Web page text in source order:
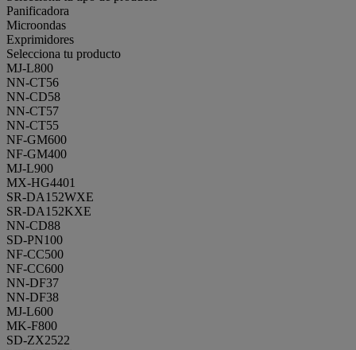
Panificadora
Microondas
Exprimidores
Selecciona tu producto
MJ-L800
NN-CT56
NN-CD58
NN-CT57
NN-CT55
NF-GM600
NF-GM400
MJ-L900
MX-HG4401
SR-DA152WXE
SR-DA152KXE
NN-CD88
SD-PN100
NF-CC500
NF-CC600
NN-DF37
NN-DF38
MJ-L600
MK-F800
SD-ZX2522